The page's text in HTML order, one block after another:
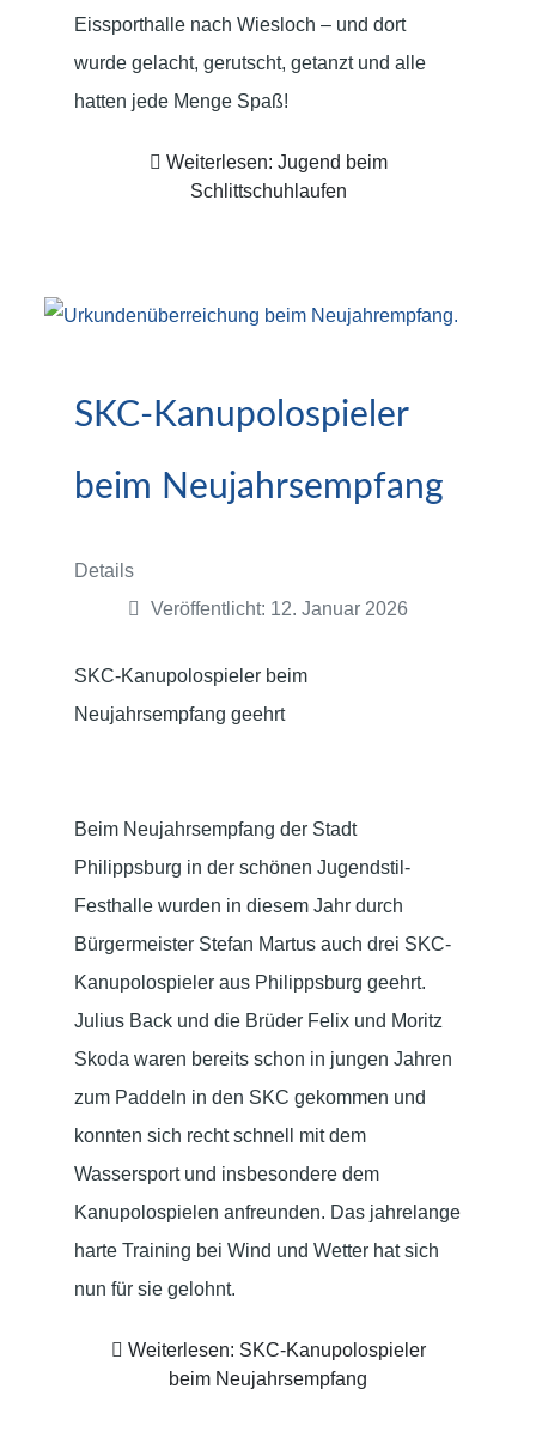
Eissporthalle nach Wiesloch – und dort
wurde gelacht, gerutscht, getanzt und alle
hatten jede Menge Spaß!
Weiterlesen: Jugend beim
Schlittschuhlaufen
SKC-Kanupolospieler
beim Neujahrsempfang
Details
Veröffentlicht: 12. Januar 2026
SKC-Kanupolospieler beim
Neujahrsempfang geehrt
Beim Neujahrsempfang der Stadt
Philippsburg in der schönen Jugendstil-
Festhalle wurden in diesem Jahr durch
Bürgermeister Stefan Martus auch drei SKC-
Kanupolospieler aus Philippsburg geehrt.
Julius Back und die Brüder Felix und Moritz
Skoda waren bereits schon in jungen Jahren
zum Paddeln in den SKC gekommen und
konnten sich recht schnell mit dem
Wassersport und insbesondere dem
Kanupolospielen anfreunden. Das jahrelange
harte Training bei Wind und Wetter hat sich
nun für sie gelohnt.
Weiterlesen: SKC-Kanupolospieler
beim Neujahrsempfang